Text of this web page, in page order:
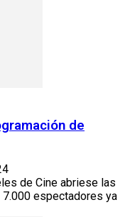
de
de Cine abriese las
espectadores ya